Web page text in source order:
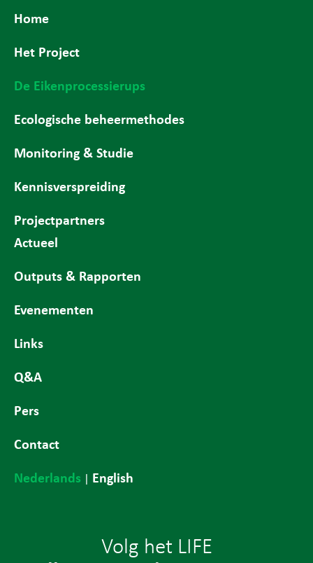
Home
Het Project
De Eikenprocessierups
Ecologische beheermethodes
Monitoring & Studie
Kennisverspreiding
Projectpartners
Actueel
Outputs & Rapporten
Evenementen
Links
Q&A
Pers
Contact
Nederlands | English
Volg het LIFE